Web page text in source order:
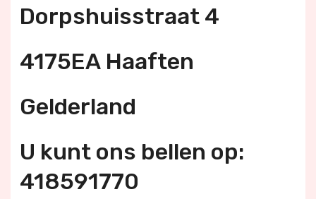
Dorpshuisstraat 4
4175EA Haaften
Gelderland
U kunt ons bellen op:
418591770